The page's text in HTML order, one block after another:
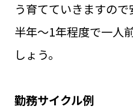
う育てていきますので
半年～1年程度で一人
しょう。
勤務サイクル例